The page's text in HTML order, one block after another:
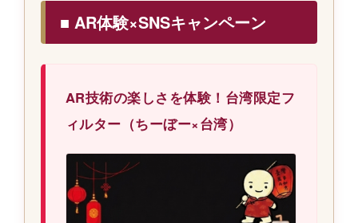
■ AR体験×SNSキャンペーン
AR技術の楽しさを体験！台湾限定フ
ィルター（ちーぼー×台湾）